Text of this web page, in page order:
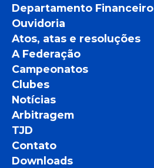
Departamento Financeiro
Ouvidoria
Atos, atas e resoluções
A Federação
Campeonatos
Clubes
Notícias
Arbitragem
TJD
Contato
Downloads